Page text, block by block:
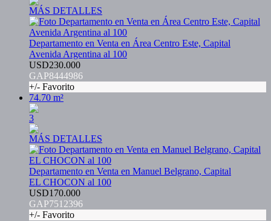
MÁS DETALLES
Departamento en Venta en Área Centro Este, Capital
Avenida Argentina al 100
USD230.000
GAP8444986
+/- Favorito
74.70 m²
3
MÁS DETALLES
Departamento en Venta en Manuel Belgrano, Capital
EL CHOCON al 100
USD170.000
GAP7512396
+/- Favorito